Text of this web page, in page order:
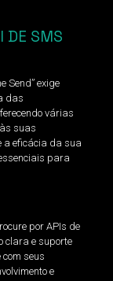
DE SMS
Send” exige
das
várias
suas
a eficácia da sua
para
por APIs de
clara e suporte
seus
e